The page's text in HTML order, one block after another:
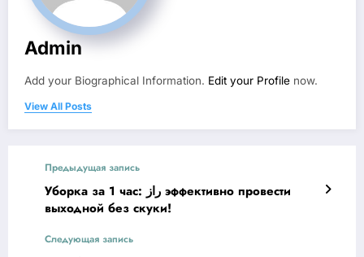
Admin
Add your Biographical Information. Edit your Profile now.
View All Posts
Предыдущая запись
Уборка за 1 час: راز эффективно провести
выходной без скуки!
Следующая запись